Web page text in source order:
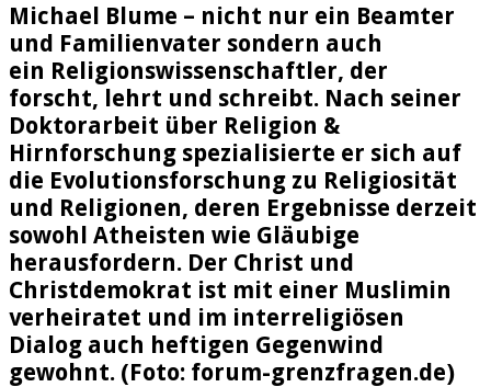
Michael Blume – nicht nur ein Beamter
und Familienvater sondern auch
ein Religionswissenschaftler, der
forscht, lehrt und schreibt. Nach seiner
Doktorarbeit über Religion &
Hirnforschung spezialisierte er sich auf
die Evolutionsforschung zu Religiosität
und Religionen, deren Ergebnisse derzeit
sowohl Atheisten wie Gläubige
herausfordern. Der Christ und
Christdemokrat ist mit einer Muslimin
verheiratet und im interreligiösen
Dialog auch heftigen Gegenwind
gewohnt. (Foto: forum-grenzfragen.de)